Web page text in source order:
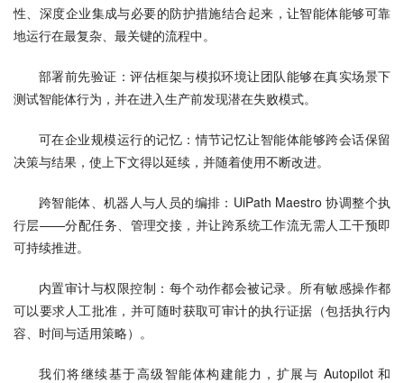
性、深度企业集成与必要的防护措施结合起来，让智能体能够可靠
地运行在最复杂、最关键的流程中。
部署前先验证：评估框架与模拟环境让团队能够在真实场景下
测试智能体行为，并在进入生产前发现潜在失败模式。
可在企业规模运行的记忆：情节记忆让智能体能够跨会话保留
决策与结果，使上下文得以延续，并随着使用不断改进。
跨智能体、机器人与人员的编排：UiPath Maestro 协调整个执
行层——分配任务、管理交接，并让跨系统工作流无需人工干预即
可持续推进。
内置审计与权限控制：每个动作都会被记录。所有敏感操作都
可以要求人工批准，并可随时获取可审计的执行证据（包括执行内
容、时间与适用策略）。
我们将继续基于高级智能体构建能力，扩展与 Autopilot 和